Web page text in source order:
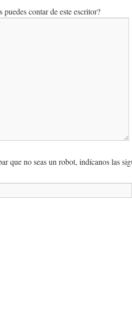
puedes contar de este escritor?
que no seas un robot, indícanos las